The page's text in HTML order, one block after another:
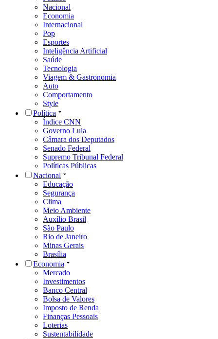
Nacional
Economia
Internacional
Pop
Esportes
Inteligência Artificial
Saúde
Tecnologia
Viagem & Gastronomia
Auto
Comportamento
Style
Política
Índice CNN
Governo Lula
Câmara dos Deputados
Senado Federal
Supremo Tribunal Federal
Políticas Públicas
Nacional
Educação
Segurança
Clima
Meio Ambiente
Auxílio Brasil
São Paulo
Rio de Janeiro
Minas Gerais
Brasília
Economia
Mercado
Investimentos
Banco Central
Bolsa de Valores
Imposto de Renda
Finanças Pessoais
Loterias
Sustentabilidade